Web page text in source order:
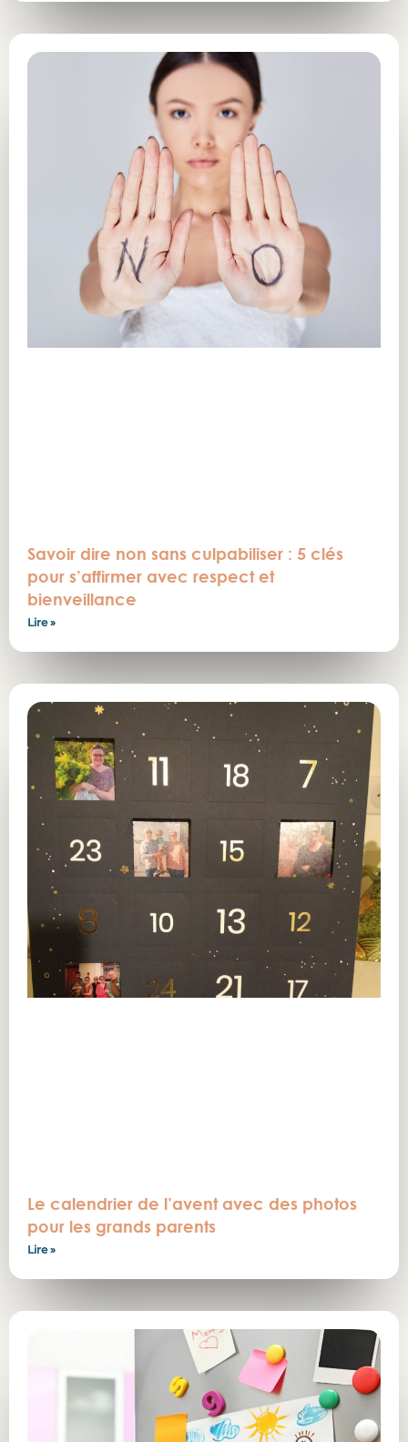
Savoir dire non sans culpabiliser : 5 clés
pour s’affirmer avec respect et
bienveillance
Lire »
Le calendrier de l’avent avec des photos
pour les grands parents
Lire »